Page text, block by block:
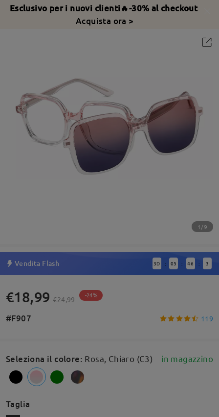
Esclusivo per i nuovi clienti🔥-30% al checkout
Acquista ora >
1/9
Vendita Flash 3D : 05 : 46 : 3
€18,99 €24,99 -24%
#F907 119
Seleziona il colore: Rosa, Chiaro (C3) in magazzino
Taglia